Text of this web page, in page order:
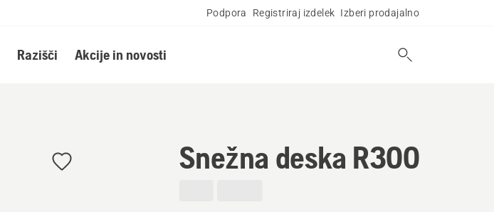
Podpora Registriraj izdelek Izberi prodajalno
Razišči Akcije in novosti
Snežna deska R300